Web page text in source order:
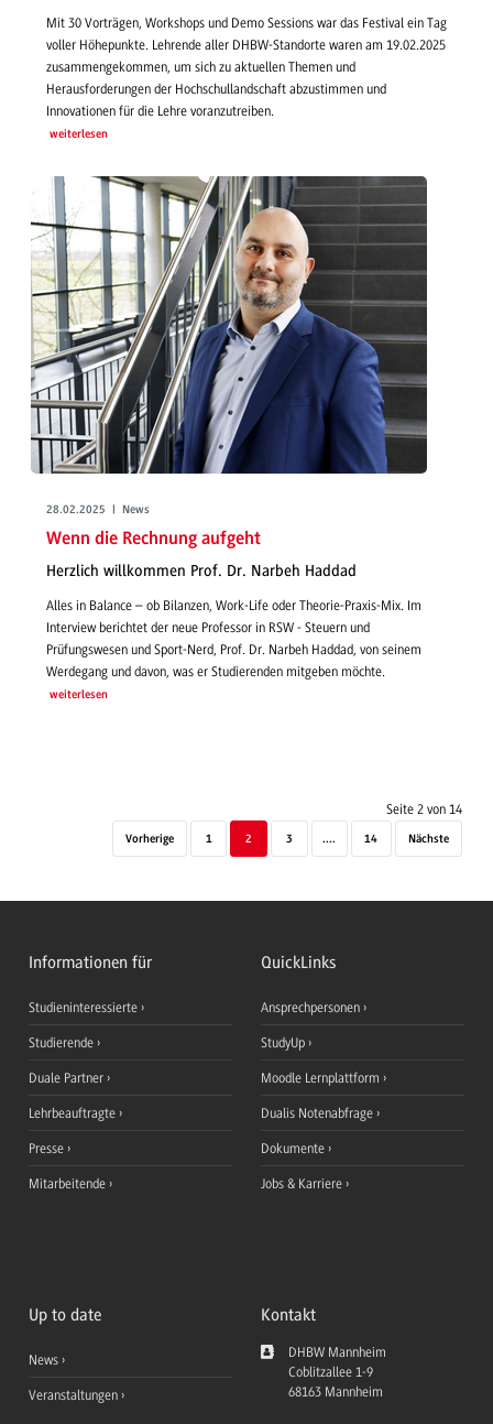
Mit 30 Vorträgen, Workshops und Demo Sessions war das Festival ein Tag
voller Höhepunkte. Lehrende aller DHBW-Standorte waren am 19.02.2025
zusammengekommen, um sich zu aktuellen Themen und
Herausforderungen der Hochschullandschaft abzustimmen und
Innovationen für die Lehre voranzutreiben.
weiterlesen
28.02.2025 | News
Wenn die Rechnung aufgeht
Herzlich willkommen Prof. Dr. Narbeh Haddad
Alles in Balance – ob Bilanzen, Work-Life oder Theorie-Praxis-Mix. Im
Interview berichtet der neue Professor in RSW - Steuern und
Prüfungswesen und Sport-Nerd, Prof. Dr. Narbeh Haddad, von seinem
Werdegang und davon, was er Studierenden mitgeben möchte.
weiterlesen
Seite 2 von 14
Vorherige 1 2 3 .... 14 Nächste
Informationen für
Studieninteressierte
Studierende
Duale Partner
Lehrbeauftragte
Presse
Mitarbeitende
QuickLinks
Ansprechpersonen
StudyUp
Moodle Lernplattform
Dualis Notenabfrage
Dokumente
Jobs & Karriere
Up to date
News
Veranstaltungen
Kontakt
DHBW Mannheim
Coblitzallee 1-9
68163 Mannheim